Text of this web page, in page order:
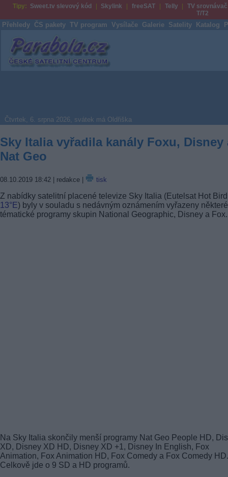
Tipy: Sweet.tv slevový kód Skylink freeSAT Telly
TV srovnávač
T/T2
Přehledy ČS pakety TV program Vysílače Galerie Satelity Katalog
Parabola.cz
Čtvrtek, 6. srpna 2026, svátek má Oldřiška
Sky Italia vyřadila kanály Foxu, Disney
Nat Geo
08.10.2019 18:42 | redakce | tisk
Z nabídky satelitní placené televize Sky Italia (Eutelsat Hot
13°E) byly v souladu s nedávným oznámením vyřazeny některé
tématické programy skupin National Geographic, Disney a Fox.
Na Sky Italia skončily menší programy Nat Geo People HD,
XD, Disney XD HD, Disney XD +1, Disney In English, Fox
Animation, Fox Animation HD, Fox Comedy a Fox Comedy HD.
Celkově jde o 9 SD a HD programů.